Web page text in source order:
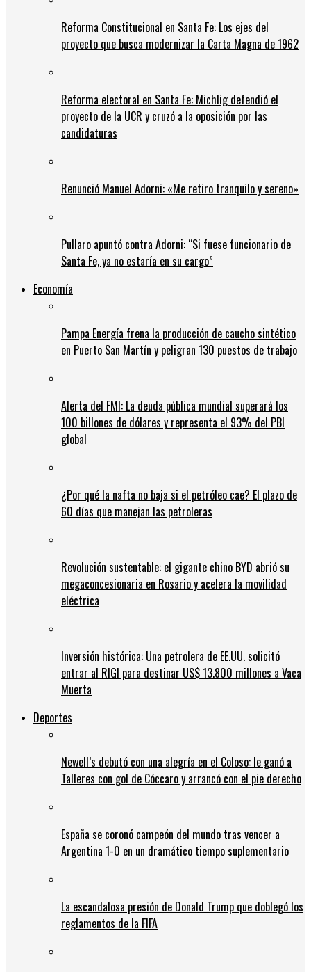
Reforma Constitucional en Santa Fe: Los ejes del
proyecto que busca modernizar la Carta Magna de 1962
Reforma electoral en Santa Fe: Michlig defendió el
proyecto de la UCR y cruzó a la oposición por las
candidaturas
Renunció Manuel Adorni: «Me retiro tranquilo y sereno»
Pullaro apuntó contra Adorni: “Si fuese funcionario de
Santa Fe, ya no estaría en su cargo”
Economía
Pampa Energía frena la producción de caucho sintético
en Puerto San Martín y peligran 130 puestos de trabajo
Alerta del FMI: La deuda pública mundial superará los
100 billones de dólares y representa el 93% del PBI
global
¿Por qué la nafta no baja si el petróleo cae? El plazo de
60 días que manejan las petroleras
Revolución sustentable: el gigante chino BYD abrió su
megaconcesionaria en Rosario y acelera la movilidad
eléctrica
Inversión histórica: Una petrolera de EE.UU. solicitó
entrar al RIGI para destinar US$ 13.800 millones a Vaca
Muerta
Deportes
Newell’s debutó con una alegría en el Coloso: le ganó a
Talleres con gol de Cóccaro y arrancó con el pie derecho
España se coronó campeón del mundo tras vencer a
Argentina 1-0 en un dramático tiempo suplementario
La escandalosa presión de Donald Trump que doblegó los
reglamentos de la FIFA